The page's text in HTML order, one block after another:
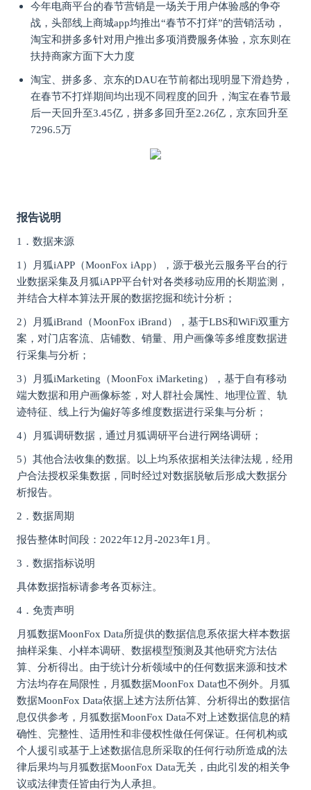
今年电商平台的春节营销是一场关于用户体验感的争夺
战，头部线上商城app均推出“春节不打烊”的营销活动，
淘宝和拼多多针对用户推出多项消费服务体验，京东则在
扶持商家方面下大力度
淘宝、拼多多、京东的DAU在节前都出现明显下滑趋势，
在春节不打烊期间均出现不同程度的回升，淘宝在春节最
后一天回升至3.45亿，拼多多回升至2.26亿，京东回升至
7296.5万
报告说明
1． 数据来源
1）月狐iAPP（MoonFox iApp），源于极光云服务平台的行
业数据采集及月狐iAPP平台针对各类移动应用的长期监测，
并结合大样本算法开展的数据挖掘和统计分析；
2）月狐iBrand（MoonFox iBrand），基于LBS和WiFi双重方
案，对门店客流、店铺数、销量、用户画像等多维度数据进
行采集与分析；
3）月狐iMarketing（MoonFox iMarketing），基于自有移动
端大数据和用户画像标签，对人群社会属性、地理位置、轨
迹特征、线上行为偏好等多维度数据进行采集与分析；
4）月狐调研数据，通过月狐调研平台进行网络调研；
5）其他合法收集的数据。以上均系依据相关法律法规，经用
户合法授权采集数据，同时经过对数据脱敏后形成大数据分
析报告。
2．数据周期
报告整体时间段：2022年12月-2023年1月。
3．数据指标说明
具体数据指标请参考各页标注。
4．免责声明
月狐数据MoonFox Data所提供的数据信息系依据大样本数据
抽样采集、小样本调研、数据模型预测及其他研究方法估
算、分析得出。由于统计分析领域中的任何数据来源和技术
方法均存在局限性，月狐数据MoonFox Data也不例外。月狐
数据MoonFox Data依据上述方法所估算、分析得出的数据信
息仅供参考，月狐数据MoonFox Data不对上述数据信息的精
确性、完整性、适用性和非侵权性做任何保证。任何机构或
个人援引或基于上述数据信息所采取的任何行动所造成的法
律后果均与月狐数据MoonFox Data无关，由此引发的相关争
议或法律责任皆由行为人承担。